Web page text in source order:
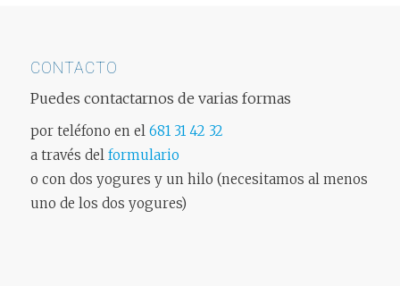
CONTACTO
Puedes contactarnos de varias formas
por teléfono en el 681 31 42 32
a través del formulario
o con dos yogures y un hilo (necesitamos al menos
uno de los dos yogures)